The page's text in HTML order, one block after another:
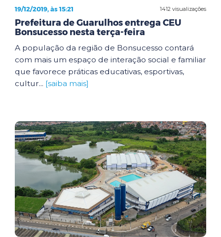
1412 visualizações
19/12/2019, às 15:21
Prefeitura de Guarulhos entrega CEU
Bonsucesso nesta terça-feira
A população da região de Bonsucesso contará
com mais um espaço de interação social e familiar
que favorece práticas educativas, esportivas,
cultur... [saiba mais]